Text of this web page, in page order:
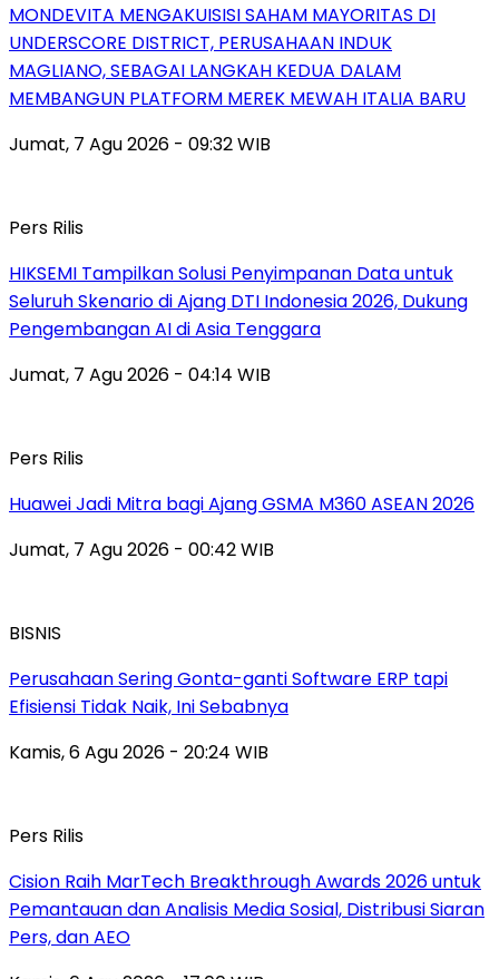
MONDEVITA MENGAKUISISI SAHAM MAYORITAS DI
UNDERSCORE DISTRICT, PERUSAHAAN INDUK
MAGLIANO, SEBAGAI LANGKAH KEDUA DALAM
MEMBANGUN PLATFORM MEREK MEWAH ITALIA BARU
Jumat, 7 Agu 2026 - 09:32 WIB
Pers Rilis
HIKSEMI Tampilkan Solusi Penyimpanan Data untuk
Seluruh Skenario di Ajang DTI Indonesia 2026, Dukung
Pengembangan AI di Asia Tenggara
Jumat, 7 Agu 2026 - 04:14 WIB
Pers Rilis
Huawei Jadi Mitra bagi Ajang GSMA M360 ASEAN 2026
Jumat, 7 Agu 2026 - 00:42 WIB
BISNIS
Perusahaan Sering Gonta-ganti Software ERP tapi
Efisiensi Tidak Naik, Ini Sebabnya
Kamis, 6 Agu 2026 - 20:24 WIB
Pers Rilis
Cision Raih MarTech Breakthrough Awards 2026 untuk
Pemantauan dan Analisis Media Sosial, Distribusi Siaran
Pers, dan AEO